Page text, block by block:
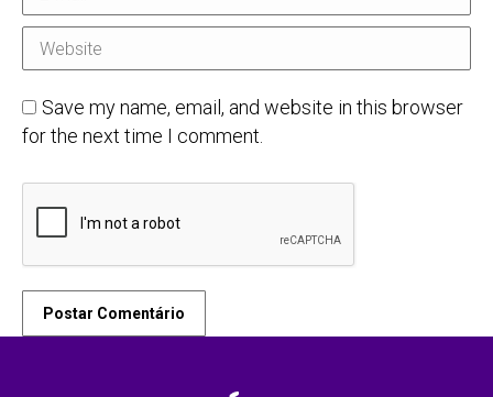
Website
Save my name, email, and website in this browser
for the next time I comment.
Postar Comentário